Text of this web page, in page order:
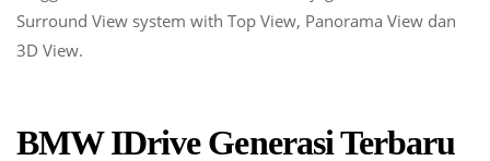
Surround View system with Top View, Panorama View dan
3D View.
BMW IDrive Generasi Terbaru